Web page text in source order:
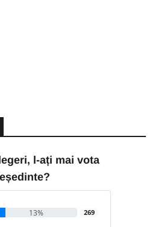
l-ați mai vota
13% 269